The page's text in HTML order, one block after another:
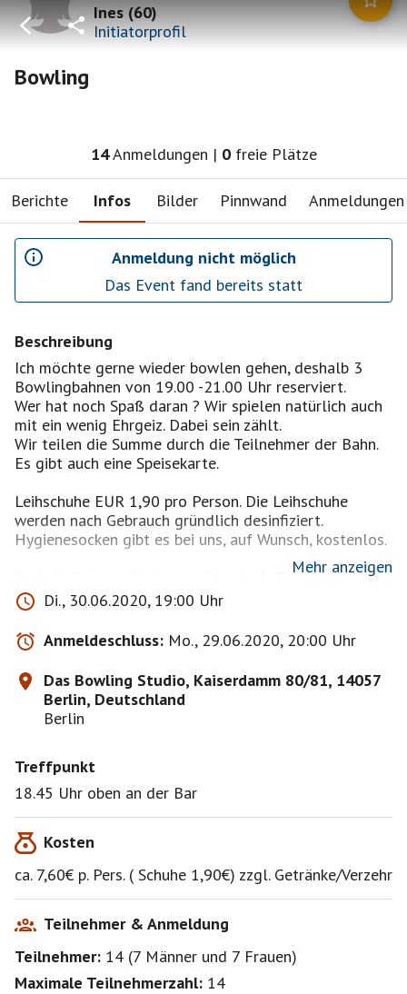
Ines(60)
Initiatorprofil
Bowling
14Anmeldungen | 0 freie Plätze
Berichte Infos Bilder Pinnwand Anmeldungen
Anmeldung nicht möglich
Das Event fand bereits statt
Beschreibung
Ich möchte gerne wieder bowlen gehen, deshalb 3
Bowlingbahnen von 19.00 -21.00 Uhr reserviert.
Wer hat noch Spaß daran ? Wir spielen natürlich auch
mit ein wenig Ehrgeiz. Dabei sein zählt.
Wir teilen die Summe durch die Teilnehmer der Bahn.
Es gibt auch eine Speisekarte.
Leihschuhe EUR 1,90 pro Person. Die Leihschuhe
werden nach Gebrauch gründlich desinfiziert.
Hygienesocken gibt es bei uns, auf Wunsch, kostenlos.
Freizeit-Spieler - Preise pro Stunde & Bahn.
Abgerechnet wird nach Zeit !
Ab 16:00 - Ende
Montag - Donnerstag EUR 19,00
2 Std. = 38,00€ : 5 = € + 7,60€ plus Schuhe 1,90€ (wer
keine eigenen mitbringt)
Bitte einigermaßen passend mitbringen !
Mehr anzeigen
Di., 30.06.2020, 19:00 Uhr
Anmeldeschluss: Mo., 29.06.2020, 20:00 Uhr
Das Bowling Studio, Kaiserdamm 80/81, 14057
Berlin, Deutschland
Berlin
Treffpunkt
18.45 Uhr oben an der Bar
Kosten
ca. 7,60€ p. Pers. ( Schuhe 1,90€) zzgl. Getränke/Verzehr
Teilnehmer & Anmeldung
Teilnehmer: 14 (7 Männer und 7 Frauen)
Maximale Teilnehmerzahl: 14